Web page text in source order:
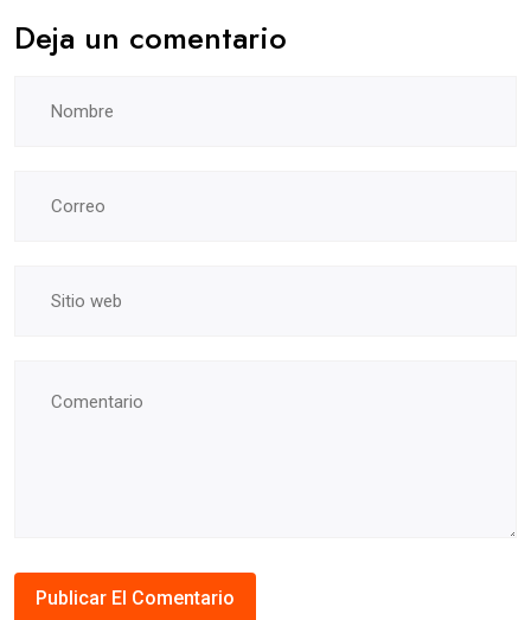
Deja un comentario